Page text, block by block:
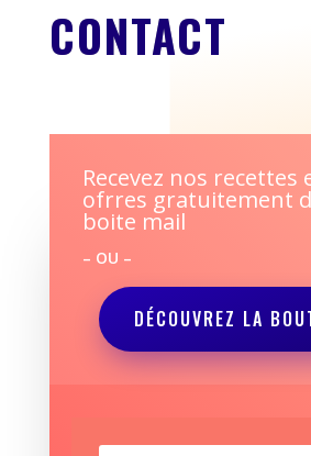
CONTACT
Recevez nos recettes
ofrres gratuitement
boite mail
– OU –
DÉCOUVREZ LA